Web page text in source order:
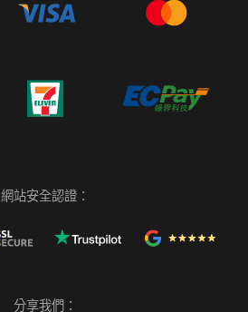
網站安全認證：
分享我們：